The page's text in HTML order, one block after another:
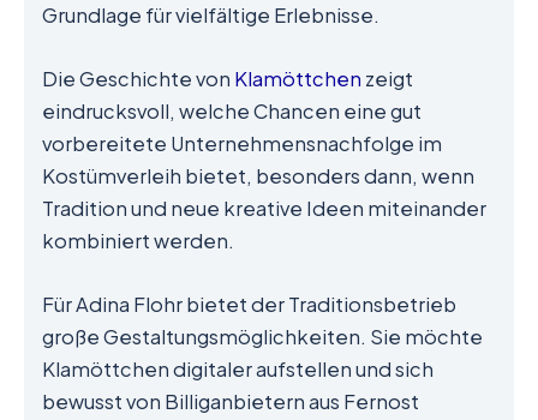
Grundlage für vielfältige Erlebnisse.
Die Geschichte von Klamöttchen zeigt
eindrucksvoll, welche Chancen eine gut
vorbereitete Unternehmensnachfolge im
Kostümverleih bietet, besonders dann, wenn
Tradition und neue kreative Ideen miteinander
kombiniert werden.
Für Adina Flohr bietet der Traditionsbetrieb
große Gestaltungsmöglichkeiten. Sie möchte
Klamöttchen digitaler aufstellen und sich
bewusst von Billiganbietern aus Fernost